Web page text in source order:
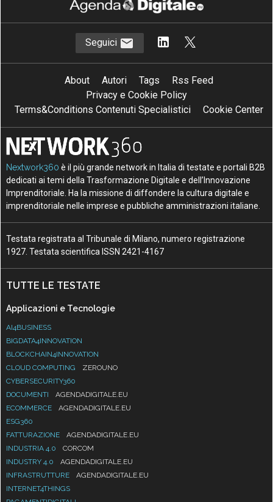
Seguici
About Autori Tags
Rss Feed
Privacy e Cookie Policy
Terms&Conditions Contenuti Specialistici
Cookie Center
Nextwork360 è il più grande network in Italia di testate e portali B2B
dedicati ai temi della Trasformazione Digitale e dell’Innovazione
Imprenditoriale. Ha la missione di diffondere la cultura digitale e
imprenditoriale nelle imprese e pubbliche amministrazioni italiane.
Testata registrata al Tribunale di Milano, numero registrazione
1927. Testata scientifica ISSN 2421-4167
TUTTE LE TESTATE
Applicazioni e Tecnologie
AI4BUSINESS
BIGDATA4INNOVATION
BLOCKCHAIN4INNOVATION
CLOUD COMPUTING
ZEROUNO
CYBERSECURITY360
DOCUMENTI
AGENDADIGITALE.EU
ECOMMERCE
AGENDADIGITALE.EU
ESG360
FATTURAZIONE
AGENDADIGITALE.EU
INDUSTRIA 4.0
CORCOM
INDUSTRY 4.0
AGENDADIGITALE.EU
INFRASTRUTTURE
AGENDADIGITALE.EU
INTERNET4THINGS